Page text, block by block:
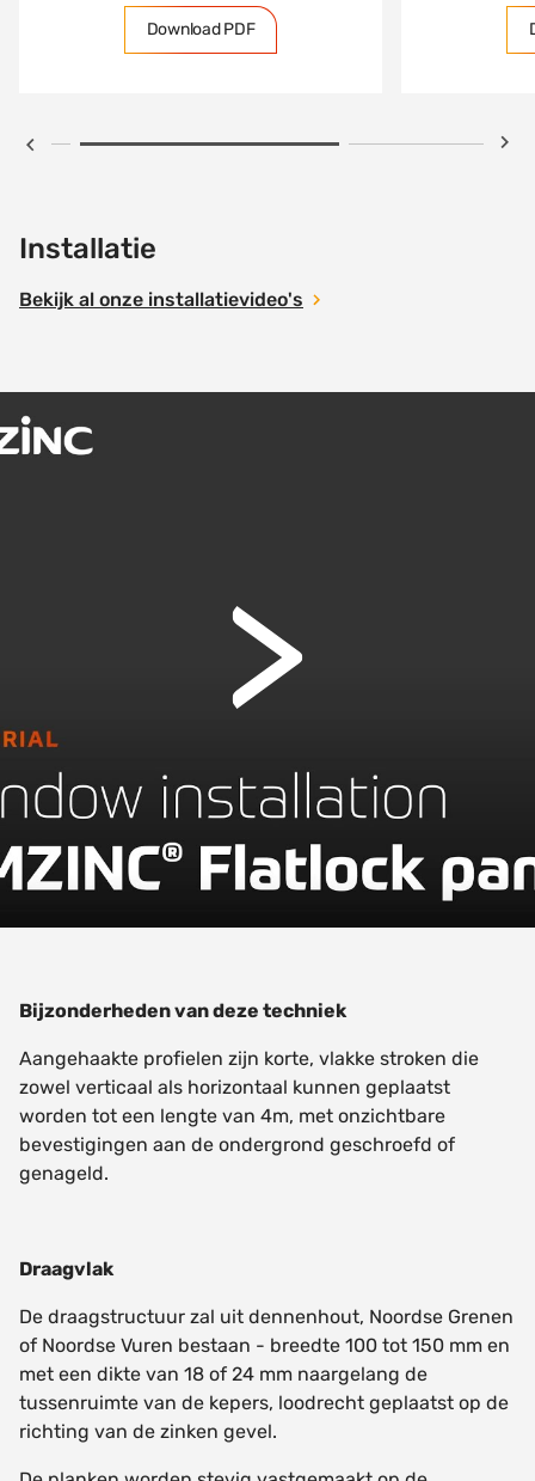
Download PDF
Installatie
Bekijk al onze installatievideo's
Bijzonderheden van deze techniek
Aangehaakte profielen zijn korte, vlakke stroken die
zowel verticaal als horizontaal kunnen geplaatst
worden tot een lengte van 4m, met onzichtbare
bevestigingen aan de ondergrond geschroefd of
genageld.
Draagvlak
De draagstructuur zal uit dennenhout, Noordse Grenen
of Noordse Vuren bestaan - breedte 100 tot 150 mm en
met een dikte van 18 of 24 mm naargelang de
tussenruimte van de kepers, loodrecht geplaatst op de
richting van de zinken gevel.